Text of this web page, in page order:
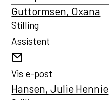
Guttormsen, Oxana
Stilling
Assistent
post
Vis e-post
Hansen, Julie Hennie